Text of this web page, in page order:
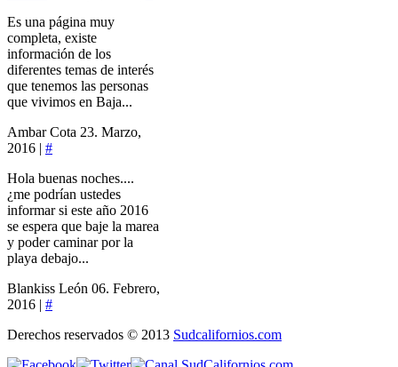
Es una página muy
completa, existe
información de los
diferentes temas de interés
que tenemos las personas
que vivimos en Baja...
Ambar Cota 23. Marzo,
2016 | #
Hola buenas noches....
¿me podrían ustedes
informar si este año 2016
se espera que baje la marea
y poder caminar por la
playa debajo...
Blankiss León 06. Febrero,
2016 | #
Derechos reservados © 2013 Sudcalifornios.com